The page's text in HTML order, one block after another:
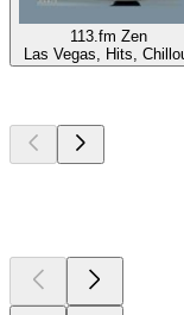
113.fm Zen
Las Vegas, Hits,